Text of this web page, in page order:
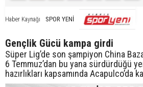
Haber Kaynağı SPOR YENİ
Gençlik Gücü kampa girdi
Süper Lig’de son şampiyon China
6 Temmuz’dan bu yana sürdürdüğü
hazırlıkları kapsamında Acapulco’da